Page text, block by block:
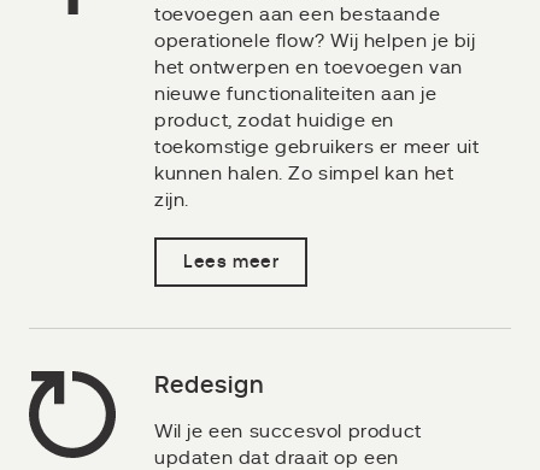
toevoegen aan een bestaande
operationele flow? Wij helpen je bij
het ontwerpen en toevoegen van
nieuwe functionaliteiten aan je
product, zodat huidige en
toekomstige gebruikers er meer uit
kunnen halen. Zo simpel kan het
zijn.
Lees meer
Redesign
Wil je een succesvol product
updaten dat draait op een